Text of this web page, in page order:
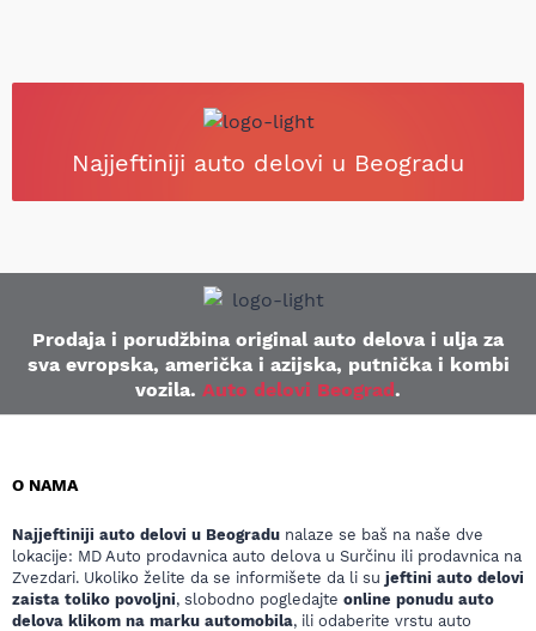
Najjeftiniji auto delovi u Beogradu
Prodaja i porudžbina original auto delova i ulja za
sva evropska, američka i azijska, putnička i kombi
vozila. Auto delovi Beograd.
O NAMA
Najjeftiniji auto delovi u Beogradu nalaze se baš na naše dve
lokacije: MD Auto prodavnica auto delova u Surčinu ili prodavnica na
Zvezdari. Ukoliko želite da se informišete da li su jeftini auto delovi
zaista toliko povoljni, slobodno pogledajte online ponudu auto
delova klikom na marku automobila, ili odaberite vrstu auto